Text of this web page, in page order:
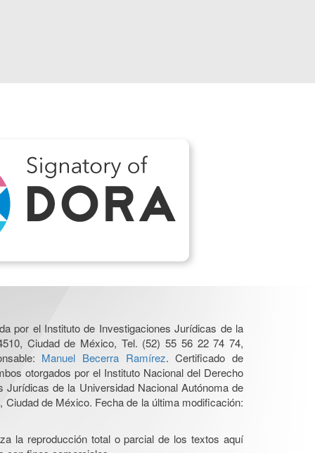
por el Instituto de Investigaciones Jurídicas de la
Ciudad de México, Tel. (52) 55 56 22 74 74,
Manuel Becerra Ramírez. Certificado de
otorgados por el Instituto Nacional del Derecho
de la Universidad Nacional Autónoma de
de México. Fecha de la última modificación:
la reproducción total o parcial de los textos aquí